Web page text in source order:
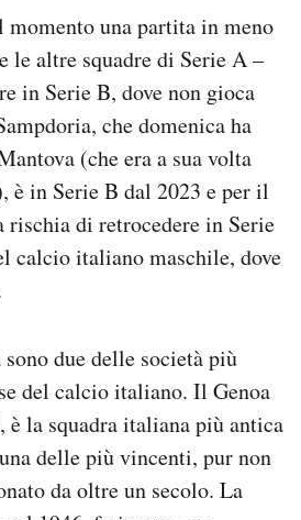
momento una partita in meno
le altre squadre di Serie A –
in Serie B, dove non gioca
che domenica ha
(che era a sua volta
è in Serie B dal 2023 e per il
rischia di retrocedere in Serie
calcio italiano maschile, dove
sono due delle società più
del calcio italiano. Il Genoa
è la squadra italiana più antica
delle più vincenti, pur non
da oltre un secolo. La